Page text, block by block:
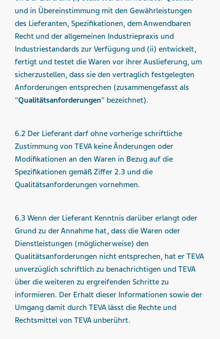
und in Übereinstimmung mit den Gewährleistungen
des Lieferanten, Spezifikationen, dem Anwendbaren
Recht und der allgemeinen Industriepraxis und
Industriestandards zur Verfügung und (ii) entwickelt,
fertigt und testet die Waren vor ihrer Auslieferung, um
sicherzustellen, dass sie den vertraglich festgelegten
Anforderungen entsprechen (zusammengefasst als
"Qualitätsanforderungen" bezeichnet).
6.2 Der Lieferant darf ohne vorherige schriftliche
Zustimmung von TEVA keine Änderungen oder
Modifikationen an den Waren in Bezug auf die
Spezifikationen gemäß Ziffer 2.3 und die
Qualitätsanforderungen vornehmen.
6.3 Wenn der Lieferant Kenntnis darüber erlangt oder
Grund zu der Annahme hat, dass die Waren oder
Dienstleistungen (möglicherweise) den
Qualitätsanforderungen nicht entsprechen, hat er TEVA
unverzüglich schriftlich zu benachrichtigen und TEVA
über die weiteren zu ergreifenden Schritte zu
informieren. Der Erhalt dieser Informationen sowie der
Umgang damit durch TEVA lässt die Rechte und
Rechtsmittel von TEVA unberührt.